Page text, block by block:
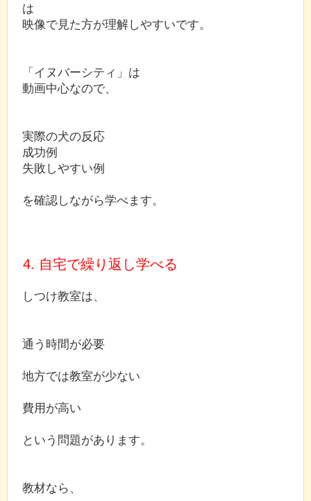
は
映像で見た方が理解しやすいです。
「イヌバーシティ」は
動画中心なので、
実際の犬の反応
成功例
失敗しやすい例
を確認しながら学べます。
4. 自宅で繰り返し学べる
しつけ教室は、
通う時間が必要
地方では教室が少ない
費用が高い
という問題があります。
教材なら、